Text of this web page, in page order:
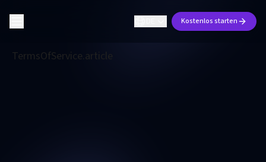
Kostenlos starten
TermsOfService.article